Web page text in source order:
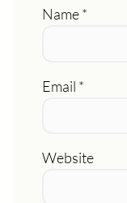
Name*
Email *
Website